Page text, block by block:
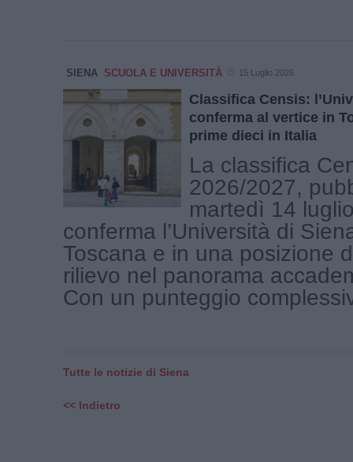
SIENA SCUOLA E UNIVERSITÀ 15 Luglio 2026
Classifica Censis:
conferma al vertice in
prime dieci in Italia
La classifica
2026/2027,
martedì 14
conferma l’Università di
Toscana e in una posizione
rilievo nel panorama
Con un punteggio
Tutte le notizie di Siena
<< Indietro